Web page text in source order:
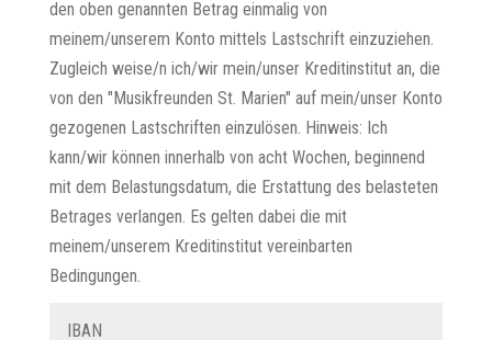
den oben genannten Betrag einmalig von
meinem/unserem Konto mittels Lastschrift einzuziehen.
Zugleich weise/n ich/wir mein/unser Kreditinstitut an, die
von den "Musikfreunden St. Marien" auf mein/unser Konto
gezogenen Lastschriften einzulösen. Hinweis: Ich
kann/wir können innerhalb von acht Wochen, beginnend
mit dem Belastungsdatum, die Erstattung des belasteten
Betrages verlangen. Es gelten dabei die mit
meinem/unserem Kreditinstitut vereinbarten
Bedingungen.